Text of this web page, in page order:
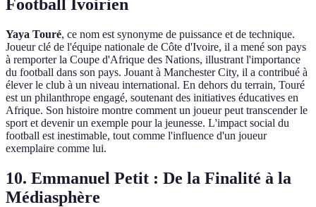
Football Ivoirien
Yaya Touré, ce nom est synonyme de puissance et de technique.
Joueur clé de l'équipe nationale de Côte d'Ivoire, il a mené son pays
à remporter la Coupe d'Afrique des Nations, illustrant l'importance
du football dans son pays. Jouant à Manchester City, il a contribué à
élever le club à un niveau international. En dehors du terrain, Touré
est un philanthrope engagé, soutenant des initiatives éducatives en
Afrique. Son histoire montre comment un joueur peut transcender le
sport et devenir un exemple pour la jeunesse. L'impact social du
football est inestimable, tout comme l'influence d'un joueur
exemplaire comme lui.
10. Emmanuel Petit : De la Finalité à la
Médiasphère